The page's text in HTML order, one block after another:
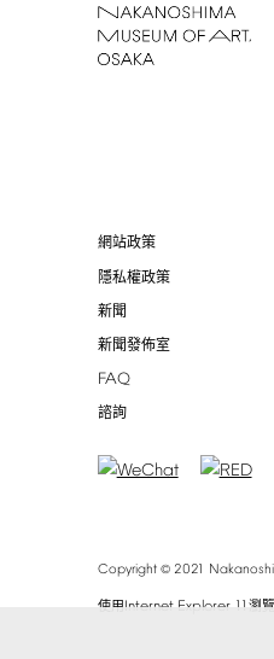
網站政策
隱私權政策
新聞
新聞發佈室
FAQ
諮詢
Copyright© 2021
使用Internet Explorer 11 瀏